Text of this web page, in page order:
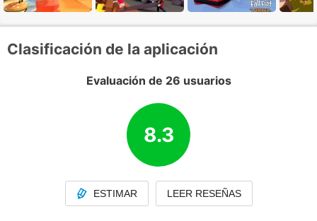
Clasificación de la aplicación
Evaluación de 26 usuarios
8.3
ESTIMAR LEER RESEÑAS